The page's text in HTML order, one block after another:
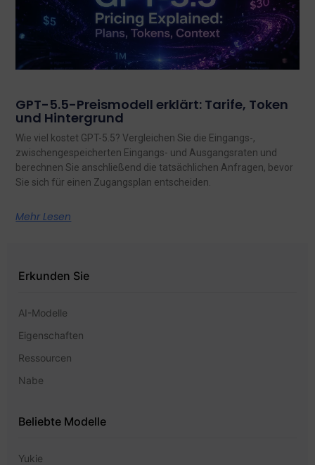
GPT-5.5-Preismodell erklärt: Tarife, Token
und Hintergrund
Wie viel kostet GPT-5.5? Vergleichen Sie die Eingangs-,
zwischengespeicherten Eingangs- und Ausgangsraten und
berechnen Sie anschließend die tatsächlichen Anfragen, bevor
Sie sich für einen Zugangsplan entscheiden.
Mehr Lesen
Erkunden Sie
AI-Modelle
Eigenschaften
Ressourcen
Nabe
Beliebte Modelle
Yukie